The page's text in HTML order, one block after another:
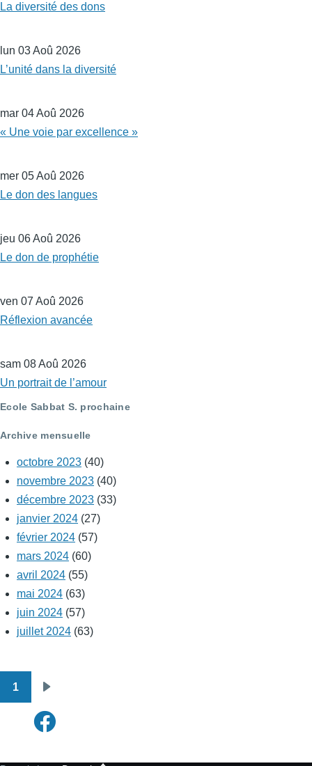
La diversité des dons
lun 03 Aoû 2026
L’unité dans la diversité
mar 04 Aoû 2026
« Une voie par excellence »
mer 05 Aoû 2026
Le don des langues
jeu 06 Aoû 2026
Le don de prophétie
ven 07 Aoû 2026
Réflexion avancée
sam 08 Aoû 2026
Un portrait de l’amour
Ecole Sabbat S. prochaine
Archive mensuelle
octobre 2023 (40)
novembre 2023 (40)
décembre 2023 (33)
janvier 2024 (27)
février 2024 (57)
mars 2024 (60)
avril 2024 (55)
mai 2024 (63)
juin 2024 (57)
juillet 2024 (63)
Pagination
1
suivante